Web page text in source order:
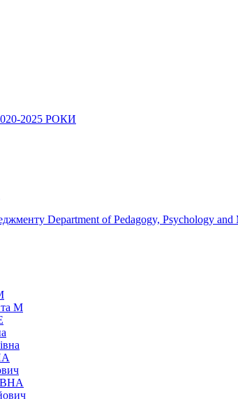
2025 РОКИ
Department of Pedagogy, Psychology and
та М